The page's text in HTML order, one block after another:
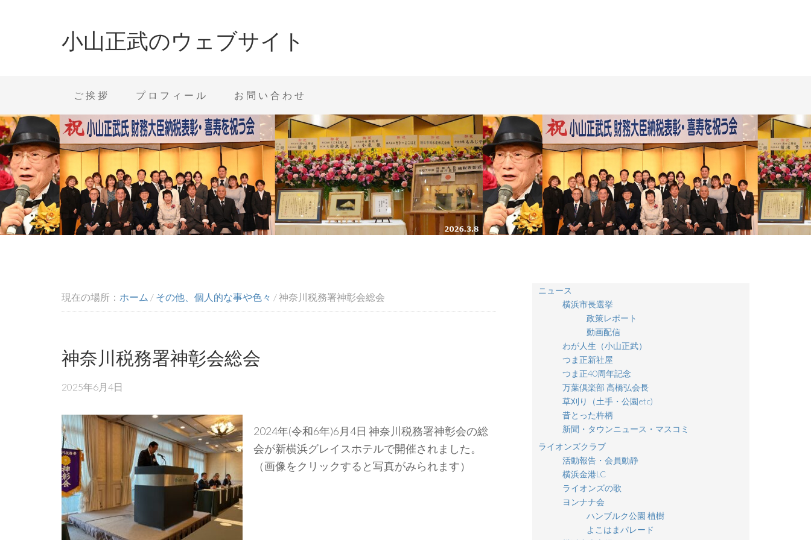
小山正武のウェブサイト
ご挨拶 プロフィール お問い合わせ
現在の場所： ホーム / その他、個人的な事や色々 /神奈川税務署神彰会総会
神奈川税務署神彰会総会
2025年6月4日
2024年(令和6年)6月4日 神奈川税務署神彰会の総
会が新横浜グレイスホテルで開催されました。
（画像をクリックすると写真がみられます）
ニュース
横浜市長選挙
政策レポート
動画配信
わが人生（小山正武）
つま正新社屋
つま正40周年記念
万葉倶楽部 高橋弘会長
草刈り（土手・公園etc)
昔とった杵柄
新聞・タウンニュース・マスコミ
ライオンズクラブ
活動報告・会員動静
横浜金港LC
ライオンズの歌
ヨンナナ会
ハンブルク公園 植樹
よこはまパレード